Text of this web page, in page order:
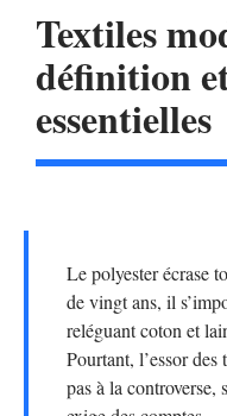
Textiles
définition
essentielles
Le polyester écrase
de vingt ans, il
reléguant coton et
Pourtant, l’essor des
pas à la controverse,